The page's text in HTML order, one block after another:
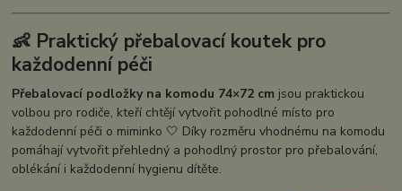
👶 Praktický přebalovací koutek pro
každodenní péči
Přebalovací podložky na komodu 74×72 cm jsou praktickou
volbou pro rodiče, kteří chtějí vytvořit pohodlné místo pro
každodenní péči o miminko 🤍 Díky rozměru vhodnému na komodu
pomáhají vytvořit přehledný a pohodlný prostor pro přebalování,
oblékání i každodenní hygienu dítěte.